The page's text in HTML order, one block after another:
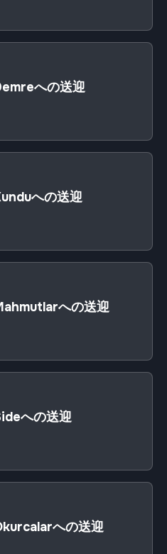
への送迎
への送迎
への送迎
への送迎
への送迎